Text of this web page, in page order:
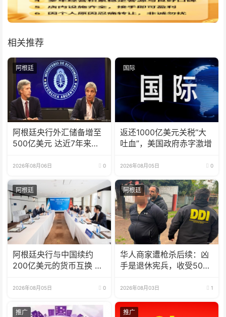
相关推荐
阿根廷
阿根廷央行外汇储备增至
500亿美元 达近7年来最
2026年08月06日 0
国际
返还1000亿美元关税“大
吐血”，美国政府赤字激增
2026年08月05日 0
阿根廷
阿根廷央行与中国续约
200亿美元的货币互换 有
2026年08月05日 0
阿根廷
华人商家遭枪杀后续：凶
手是退休宪兵，收受5000
2026年08月03日 1
推广 推广